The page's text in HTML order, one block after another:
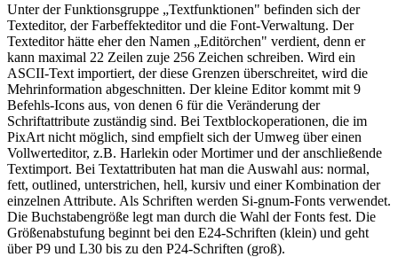
Unter der Funktionsgruppe „Textfunktionen" befinden sich der
Texteditor, der Farbeffekteditor und die Font-Verwaltung. Der
Texteditor hätte eher den Namen „Editörchen" verdient, denn er
kann maximal 22 Zeilen zuje 256 Zeichen schreiben. Wird ein
ASCII-Text importiert, der diese Grenzen überschreitet, wird die
Mehrinformation abgeschnitten. Der kleine Editor kommt mit 9
Befehls-Icons aus, von denen 6 für die Veränderung der
Schriftattribute zuständig sind. Bei Textblockoperationen, die im
PixArt nicht möglich, sind empfielt sich der Umweg über einen
Vollwerteditor, z.B. Harlekin oder Mortimer und der anschließende
Textimport. Bei Textattributen hat man die Auswahl aus: normal,
fett, outlined, unterstrichen, hell, kursiv und einer Kombination der
einzelnen Attribute. Als Schriften werden Si-gnum-Fonts verwendet.
Die Buchstabengröße legt man durch die Wahl der Fonts fest. Die
Größenabstufung beginnt bei den E24-Schriften (klein) und geht
über P9 und L30 bis zu den P24-Schriften (groß).